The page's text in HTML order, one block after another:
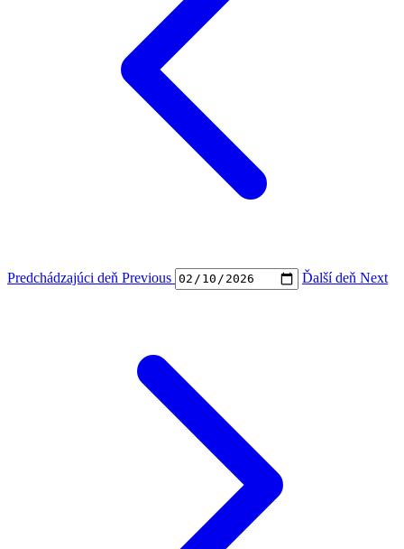
Predchádzajúci deň Previous Ďalší deň Next